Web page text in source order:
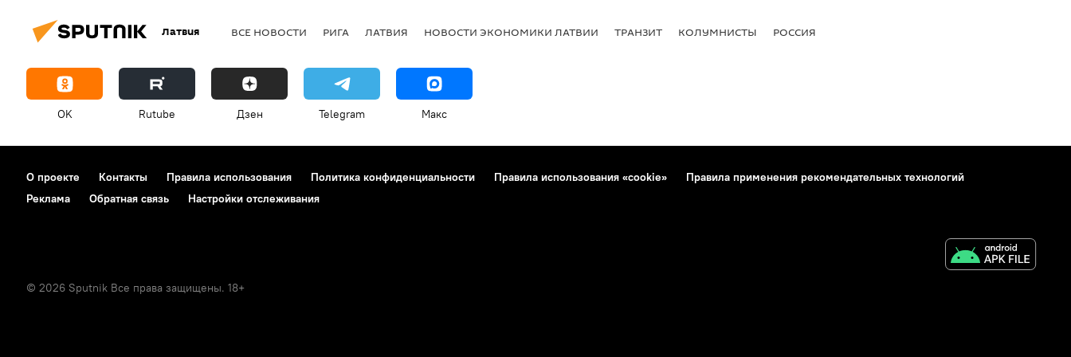
Латвия ВСЕ НОВОСТИ РИГА ЛАТВИЯ НОВОСТИ ЭКОНОМИКИ ЛАТВИИ ТРАНЗИТ КОЛУМНИСТЫ РОССИЯ
OK Rutube Дзен Telegram Макс
О проекте Контакты Правила использования Политика конфиденциальности Правила использования «cookie»
Правила применения рекомендательных технологий
Реклама
Обратная связь Настройки отслеживания
© 2026 Sputnik Все права защищены. 18+